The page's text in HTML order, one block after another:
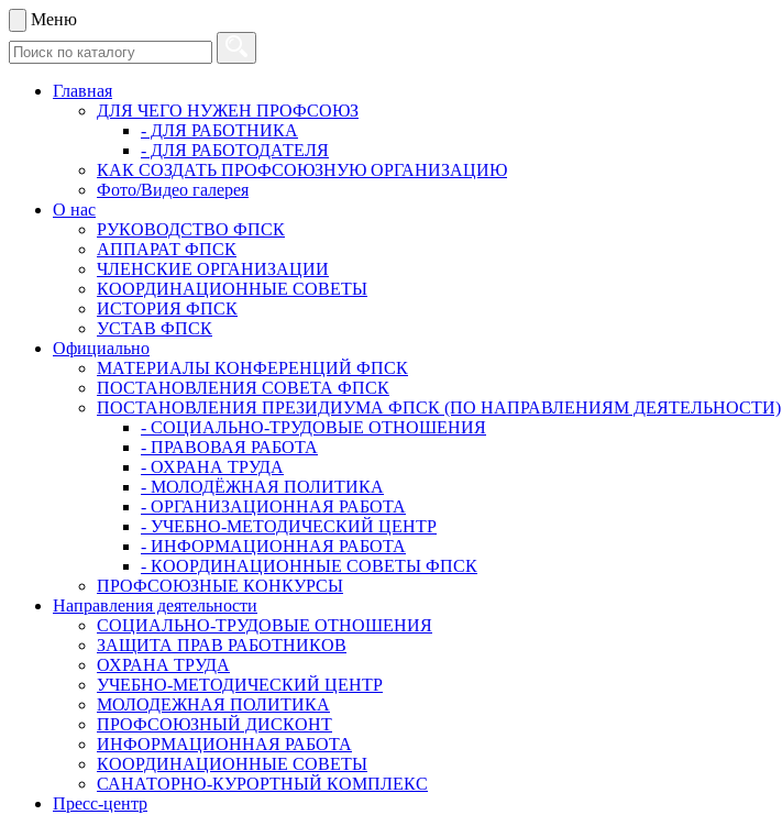
Меню
Главная
ДЛЯ ЧЕГО НУЖЕН ПРОФСОЮЗ
- ДЛЯ РАБОТНИКА
- ДЛЯ РАБОТОДАТЕЛЯ
КАК СОЗДАТЬ ПРОФСОЮЗНУЮ ОРГАНИЗАЦИЮ
Фото/Видео галерея
О нас
РУКОВОДСТВО ФПСК
АППАРАТ ФПСК
ЧЛЕНСКИЕ ОРГАНИЗАЦИИ
КООРДИНАЦИОННЫЕ СОВЕТЫ
ИСТОРИЯ ФПСК
УСТАВ ФПСК
Официально
МАТЕРИАЛЫ КОНФЕРЕНЦИЙ ФПСК
ПОСТАНОВЛЕНИЯ СОВЕТА ФПСК
ПОСТАНОВЛЕНИЯ ПРЕЗИДИУМА ФПСК (ПО НАПРАВЛЕНИЯМ ДЕЯТЕЛЬНОСТИ)
- СОЦИАЛЬНО-ТРУДОВЫЕ ОТНОШЕНИЯ
- ПРАВОВАЯ РАБОТА
- ОХРАНА ТРУДА
- МОЛОДЁЖНАЯ ПОЛИТИКА
- ОРГАНИЗАЦИОННАЯ РАБОТА
- УЧЕБНО-МЕТОДИЧЕСКИЙ ЦЕНТР
- ИНФОРМАЦИОННАЯ РАБОТА
- КООРДИНАЦИОННЫЕ СОВЕТЫ ФПСК
ПРОФСОЮЗНЫЕ КОНКУРСЫ
Направления деятельности
СОЦИАЛЬНО-ТРУДОВЫЕ ОТНОШЕНИЯ
ЗАЩИТА ПРАВ РАБОТНИКОВ
ОХРАНА ТРУДА
УЧЕБНО-МЕТОДИЧЕСКИЙ ЦЕНТР
МОЛОДЕЖНАЯ ПОЛИТИКА
ПРОФСОЮЗНЫЙ ДИСКОНТ
ИНФОРМАЦИОННАЯ РАБОТА
КООРДИНАЦИОННЫЕ СОВЕТЫ
САНАТОРНО-КУРОРТНЫЙ КОМПЛЕКС
Пресс-центр